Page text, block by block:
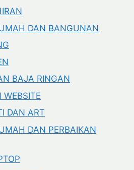
DAN BANGUNAN
BAJA RINGAN
DAN ART
DAN PERBAIKAN